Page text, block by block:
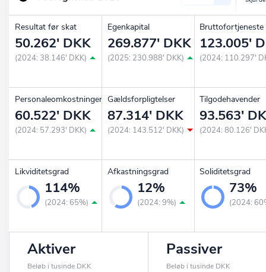
Resultat før skat
50.262' DKK
(2024: 38.146' DKK)
Egenkapital
269.877' DKK
(2025: 230.988' DKK)
Bruttofortjeneste
123.005'
(2024: 110.297'
Personaleomkostninger
60.522' DKK
(2024: 57.293' DKK)
Gældsforpligtelser
87.314' DKK
(2024: 143.512' DKK)
Tilgodehavender
93.563'
(2024: 80.126'
Likviditetsgrad
114%
(2024: 65%)
Afkastningsgrad
12%
(2024: 9%)
Soliditetsgrad
73%
(2024:
Aktiver
Beløb i tusinde DKK
Passiver
Beløb i tusinde DKK